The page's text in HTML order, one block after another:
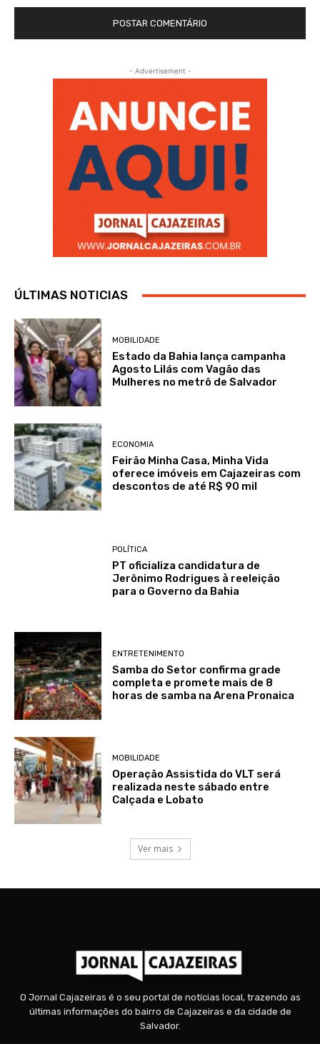
- Advertisement -
ÚLTIMAS NOTICIAS
MOBILIDADE
Estado da Bahia lança campanha
Agosto Lilás com Vagão das
Mulheres no metrô de Salvador
ECONOMIA
Feirão Minha Casa, Minha Vida
oferece imóveis em Cajazeiras com
descontos de até R$ 90 mil
POLÍTICA
PT oficializa candidatura de
Jerônimo Rodrigues à reeleição
para o Governo da Bahia
ENTRETENIMENTO
Samba do Setor confirma grade
completa e promete mais de 8
horas de samba na Arena Pronaica
MOBILIDADE
Operação Assistida do VLT será
realizada neste sábado entre
Calçada e Lobato
Ver mais
O Jornal Cajazeiras é o seu portal de notícias local, trazendo as
últimas informações do bairro de Cajazeiras e da cidade de
Salvador.